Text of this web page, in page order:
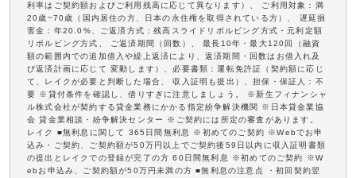
利率はご契約額およびご利用残高に応じて異なります）、 ご利用対象：満
20歳~70歳（国内居住の方、日本の永住権を取得されている方）、 遅延損
害金：年20.0%、ご返済方式：残高スライドリボルビング方式・元利定額
リボルビング方式、 ご返済期間（回数）、 最長10年・最大120回（融資
額の範囲内での追加借入や繰上返済により、返済期間・回数はお借入れ及
び返済計画に応じて 変動します）、必要書類：運転免許証（契約額に応じ
て、レイクが必要と判断した場合、 収入証明も提出）、担保・保証人：不
要 ※貸付条件を確認し、借りすぎに注意しましょう。 ※新生フィナンシャ
ル株式会社が契約する貸金業務にかかる指定紛争解決機関 ※日本貸金業協
会 貸金業相談・紛争解決センター ※ご契約には所定の審査があります。
レイク ■無利息に関して 365日間無利息 ※初めてのご契約 ※Webでお申
込み・ご契約、ご契約額が50万円以上でご契約後59日以内に収入証明書類
の提出とレイクでの登録が完了の方 60日間無利息 ※初めてのご契約 ※W
ebお申込み、ご契約額が50万円未満の方 ■無利息の注意点 ・初回契約翌